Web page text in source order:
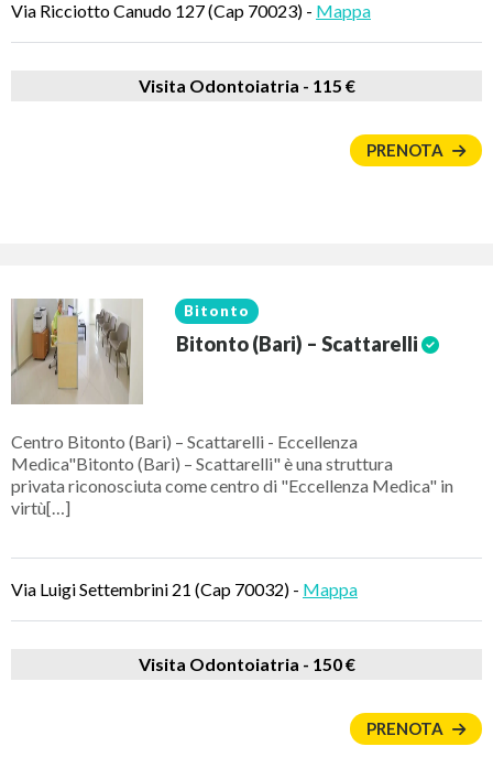
Via Ricciotto Canudo 127 (Cap 70023) - Mappa
Visita Odontoiatria - 115 €
PRENOTA
Bitonto
Bitonto (Bari) – Scattarelli
Centro Bitonto (Bari) – Scattarelli - Eccellenza
Medica"Bitonto (Bari) – Scattarelli" è una struttura
privata riconosciuta come centro di "Eccellenza Medica" in
virtù[…]
Via Luigi Settembrini 21 (Cap 70032) - Mappa
Visita Odontoiatria - 150 €
PRENOTA